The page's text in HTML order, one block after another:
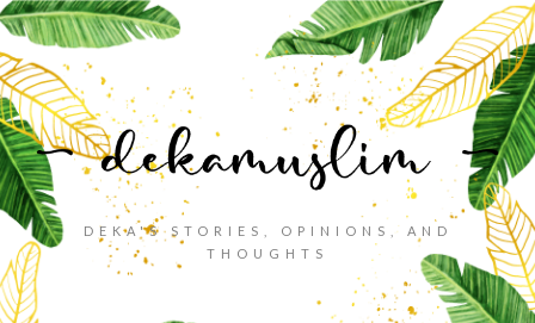
DEKA'S STORIES, OPINIONS, AND
THOUGHTS